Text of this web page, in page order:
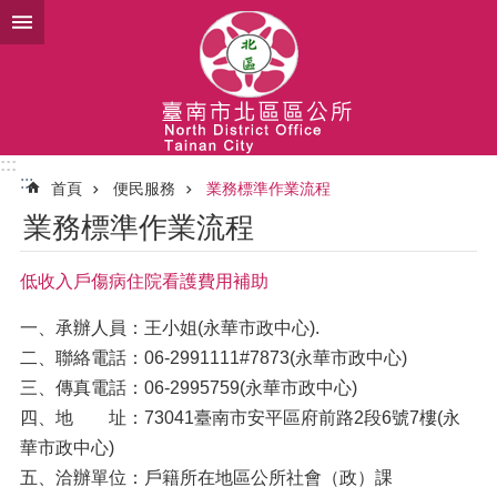
跳到主要內容區塊
:::
:::
首頁 便民服務 業務標準作業流程
業務標準作業流程
低收入戶傷病住院看護費用補助
一、承辦人員：王小姐(永華市政中心).
二、聯絡電話：06-2991111#7873(永華市政中心)
三、傳真電話：06-2995759(永華市政中心)
四、地 址：73041臺南市安平區府前路2段6號7樓(永
華市政中心)
五、洽辦單位：戶籍所在地區公所社會（政）課